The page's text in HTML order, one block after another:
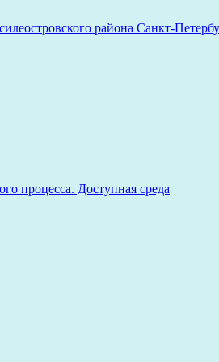
процесса. Доступная среда